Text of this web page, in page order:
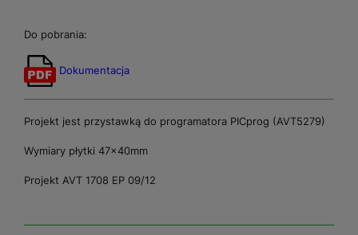
Do pobrania:
Dokumentacja
Projekt jest przystawką do programatora PICprog (AVT5279)
Wymiary płytki 47x40mm
Projekt AVT 1708 EP 09/12